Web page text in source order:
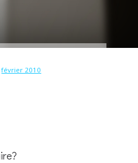
février 2010